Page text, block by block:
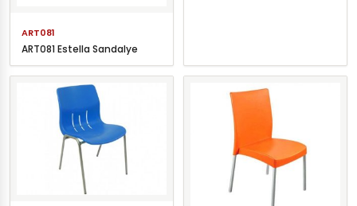
ART081
ART081 Estella Sandalye